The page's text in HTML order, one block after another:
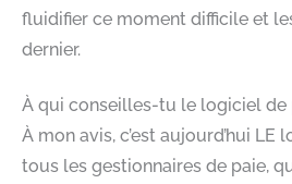
fluidifier ce moment difficile et
dernier.
À qui conseilles-tu le logiciel de
À mon avis, c’est aujourd’hui
tous les gestionnaires de paie,